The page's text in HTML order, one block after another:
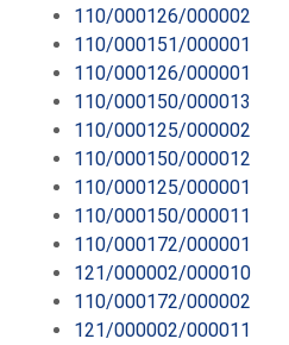
110/000126/000002
110/000151/000001
110/000126/000001
110/000150/000013
110/000125/000002
110/000150/000012
110/000125/000001
110/000150/000011
110/000172/000001
121/000002/000010
110/000172/000002
121/000002/000011